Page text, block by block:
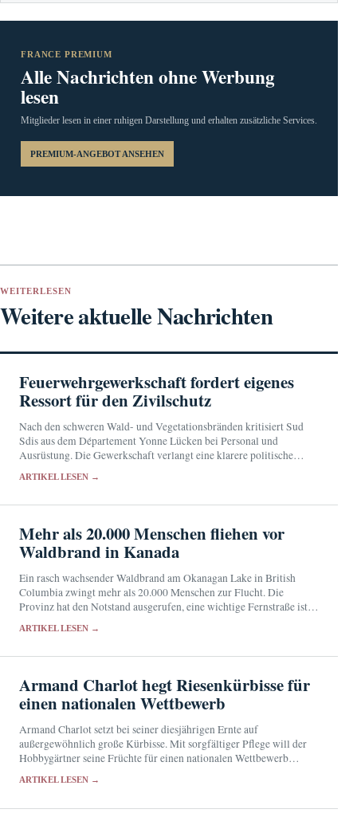
FRANCE PREMIUM
Alle Nachrichten ohne Werbung
lesen
Mitglieder lesen in einer ruhigen Darstellung und erhalten zusätzliche Services.
PREMIUM-ANGEBOT ANSEHEN
WEITERLESEN
Weitere aktuelle Nachrichten
Feuerwehrgewerkschaft fordert eigenes
Ressort für den Zivilschutz
Nach den schweren Wald- und Vegetationsbränden kritisiert Sud
Sdis aus dem Département Yonne Lücken bei Personal und
Ausrüstung. Die Gewerkschaft verlangt eine klarere politische
ARTIKEL LESEN →
Mehr als 20.000 Menschen fliehen vor
Waldbrand in Kanada
Ein rasch wachsender Waldbrand am Okanagan Lake in British
Columbia zwingt mehr als 20.000 Menschen zur Flucht. Die
Provinz hat den Notstand ausgerufen, eine wichtige Fernstraße ist
ARTIKEL LESEN →
Armand Charlot hegt Riesenkürbisse für
einen nationalen Wettbewerb
Armand Charlot setzt bei seiner diesjährigen Ernte auf
außergewöhnlich große Kürbisse. Mit sorgfältiger Pflege will der
Hobbygärtner seine Früchte für einen nationalen Wettbewerb
ARTIKEL LESEN →